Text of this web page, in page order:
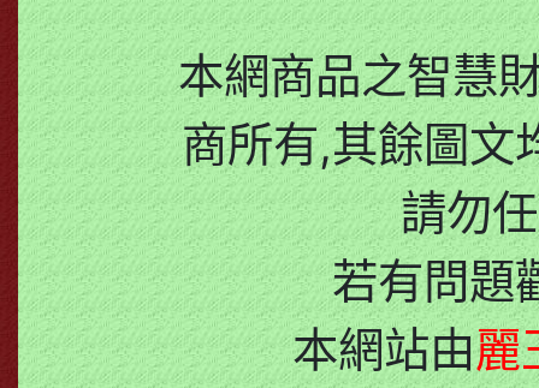
本網商品之智慧
商所有,其餘圖文
請勿
若有問題
本網站由麗